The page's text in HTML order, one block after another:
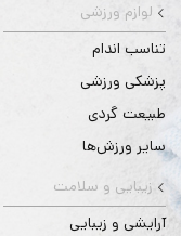
لوازم ورزشی
تناسب اندام
پزشکی ورزشی
طبیعت گردی
سایر ورزش‌ها
زیبایی و سلامت
آرایشی و زیبایی